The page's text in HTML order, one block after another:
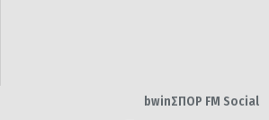
bwinΣΠΟΡ FM Social